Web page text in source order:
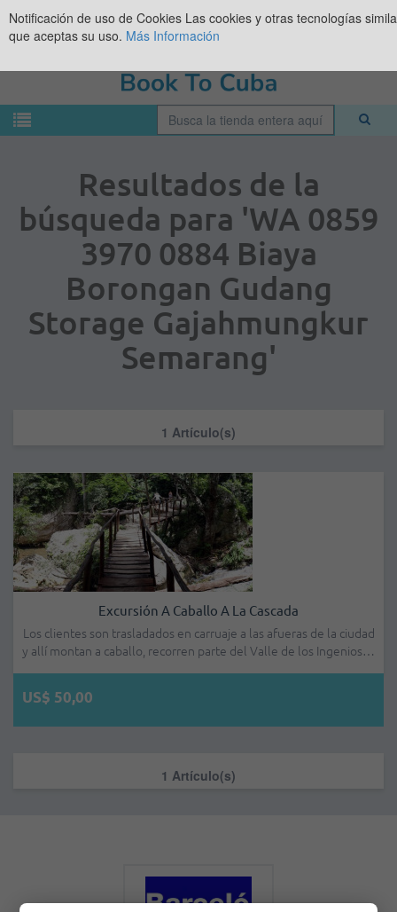
Resultados de la
búsqueda para 'WA 0859
3970 0884 Biaya
Borongan Gudang
Storage Gajahmungkur
Semarang'
1 Artículo(s)
Excursión A Caballo A La Cascada
Los clientes son trasladados en carruaje a las afueras de la ciudad
y allí montan a caballo, recorren parte del Valle de los Ingenios…
US$ 50,00
1 Artículo(s)
Notificación de uso de Cookies Las cookies y otras tecnologías
que aceptas su uso. Más Información